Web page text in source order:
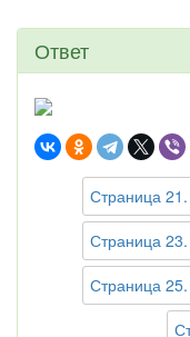
Ответ
Страница
Страница
Страница